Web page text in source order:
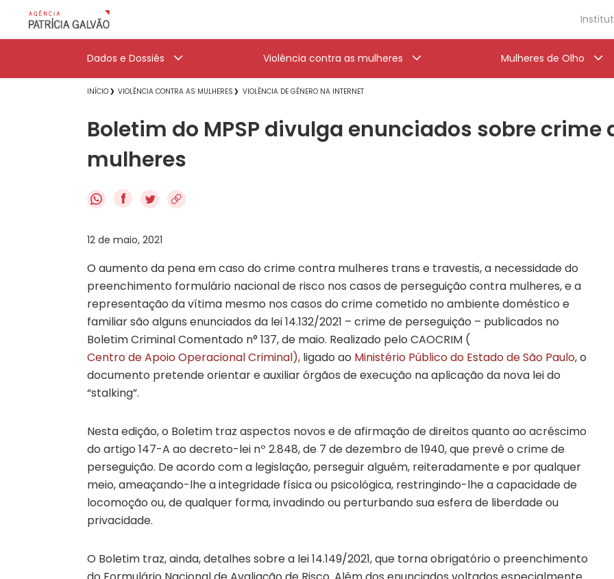
Dados e Dossiês Violência contra as mulheres Mulheres de Olho
INÍCIO VIOLÊNCIA CONTRA AS MULHERES VIOLÊNCIA DE GÊNERO NA INTERNET
Boletim do MPSP divulga enunciados sobre
mulheres
f
12 de maio, 2021
O aumento da pena em caso do crime contra mulheres trans e travestis, a necessidade do
preenchimento formulário nacional de risco nos casos de perseguição contra mulheres, e a
representação da vítima mesmo nos casos do crime cometido no ambiente doméstico e
familiar são alguns enunciados da lei 14.132/2021 – crime de perseguição – publicados no
Boletim Criminal Comentado n° 137, de maio. Realizado pelo CAOCRIM (
Centro de Apoio Operacional Criminal), ligado ao Ministério Público do Estado de São Paulo, o
documento pretende orientar e auxiliar órgãos de execução na aplicação da nova lei do
“stalking”.
Nesta edição, o Boletim traz aspectos novos e de afirmação de direitos quanto ao acréscimo
do artigo 147-A ao decreto-lei nº 2.848, de 7 de dezembro de 1940, que prevê o crime de
perseguição. De acordo com a legislação, perseguir alguém, reiteradamente e por qualquer
meio, ameaçando-lhe a integridade física ou psicológica, restringindo-lhe a capacidade de
locomoção ou, de qualquer forma, invadindo ou perturbando sua esfera de liberdade ou
privacidade.
O Boletim traz, ainda, detalhes sobre a lei 14.149/2021, que torna obrigatório o preenchimento